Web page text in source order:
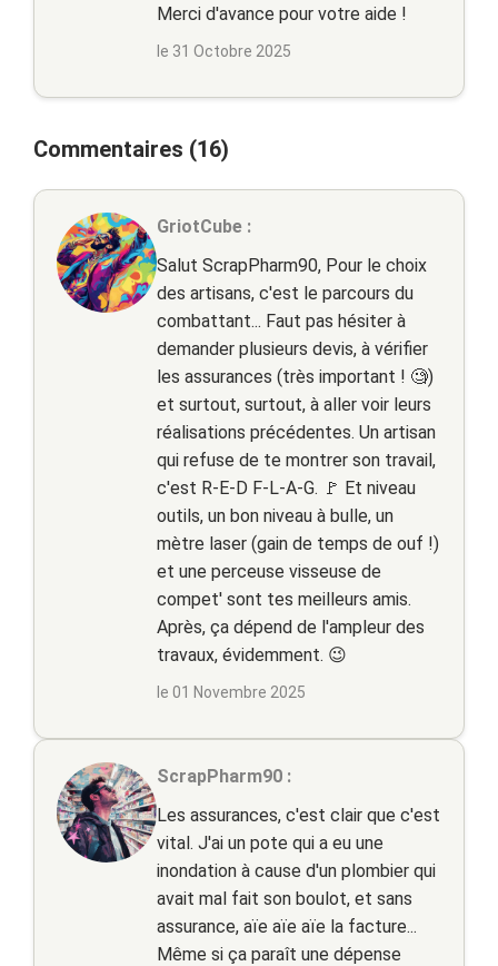
Merci d'avance pour votre aide !
le 31 Octobre 2025
Commentaires (16)
GriotCube :
Salut ScrapPharm90, Pour le choix
des artisans, c'est le parcours du
combattant... Faut pas hésiter à
demander plusieurs devis, à vérifier
les assurances (très important ! 🧐)
et surtout, surtout, à aller voir leurs
réalisations précédentes. Un artisan
qui refuse de te montrer son travail,
c'est R-E-D F-L-A-G. 🚩 Et niveau
outils, un bon niveau à bulle, un
mètre laser (gain de temps de ouf !)
et une perceuse visseuse de
compet' sont tes meilleurs amis.
Après, ça dépend de l'ampleur des
travaux, évidemment. 😉
le 01 Novembre 2025
ScrapPharm90 :
Les assurances, c'est clair que c'est
vital. J'ai un pote qui a eu une
inondation à cause d'un plombier qui
avait mal fait son boulot, et sans
assurance, aïe aïe aïe la facture...
Même si ça paraît une dépense